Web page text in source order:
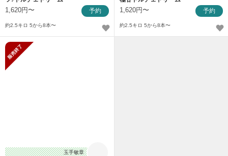
1,620円〜 予約
約2.5キロ 5から8本〜
1,620円〜 予約
約2.5キロ 5から8本〜
玉手敏章